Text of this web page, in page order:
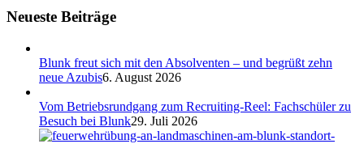
Neueste Beiträge
Blunk freut sich mit den Absolventen – und begrüßt zehn
neue Azubis6. August 2026
Vom Betriebsrundgang zum Recruiting-Reel: Fachschüler zu
Besuch bei Blunk29. Juli 2026